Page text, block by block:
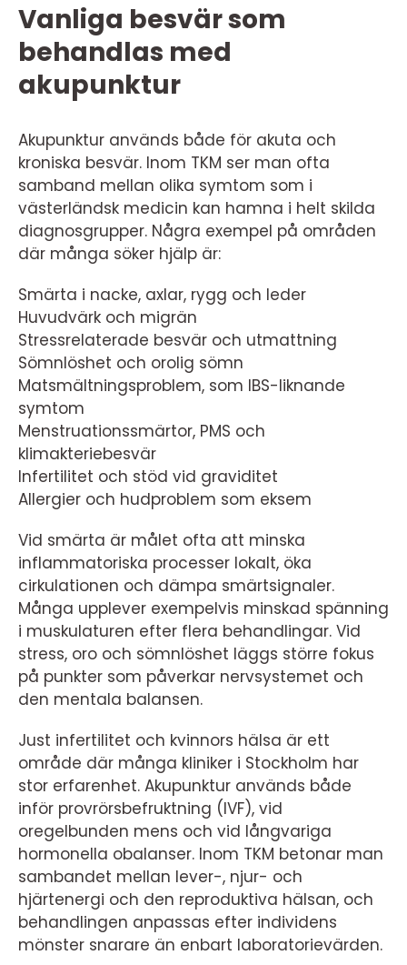
Vanliga besvär som
behandlas med
akupunktur
Akupunktur används både för akuta och
kroniska besvär. Inom TKM ser man ofta
samband mellan olika symtom som i
västerländsk medicin kan hamna i helt skilda
diagnosgrupper. Några exempel på områden
där många söker hjälp är:
Smärta i nacke, axlar, rygg och leder
Huvudvärk och migrän
Stressrelaterade besvär och utmattning
Sömnlöshet och orolig sömn
Matsmältningsproblem, som IBS-liknande
symtom
Menstruationssmärtor, PMS och
klimakteriebesvär
Infertilitet och stöd vid graviditet
Allergier och hudproblem som eksem
Vid smärta är målet ofta att minska
inflammatoriska processer lokalt, öka
cirkulationen och dämpa smärtsignaler.
Många upplever exempelvis minskad spänning
i muskulaturen efter flera behandlingar. Vid
stress, oro och sömnlöshet läggs större fokus
på punkter som påverkar nervsystemet och
den mentala balansen.
Just infertilitet och kvinnors hälsa är ett
område där många kliniker i Stockholm har
stor erfarenhet. Akupunktur används både
inför provrörsbefruktning (IVF), vid
oregelbunden mens och vid långvariga
hormonella obalanser. Inom TKM betonar man
sambandet mellan lever-, njur- och
hjärtenergi och den reproduktiva hälsan, och
behandlingen anpassas efter individens
mönster snarare än enbart laboratorievärden.